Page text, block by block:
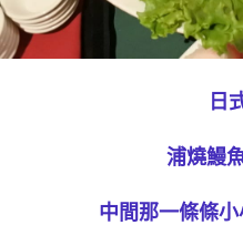
日
浦燒鰻
中間那一條條